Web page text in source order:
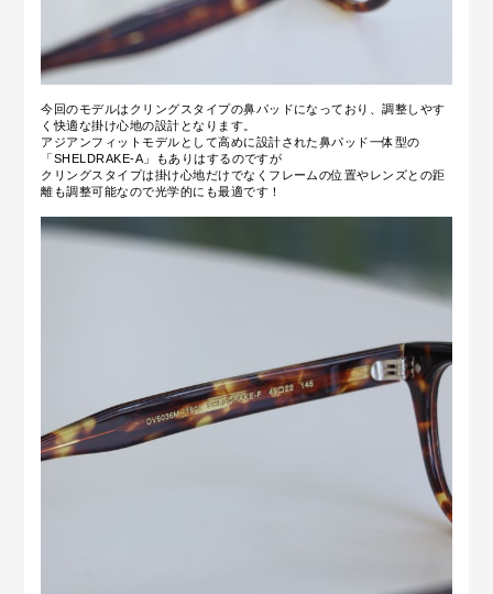
今回のモデルはクリングスタイプの鼻パッドになっており、調整しやす
く快適な掛け心地の設計となります。
アジアンフィットモデルとして高めに設計された鼻パッド一体型の
「SHELDRAKE-A」もありはするのですが
クリングスタイプは掛け心地だけでなくフレームの位置やレンズとの距
離も調整可能なので光学的にも最適です！